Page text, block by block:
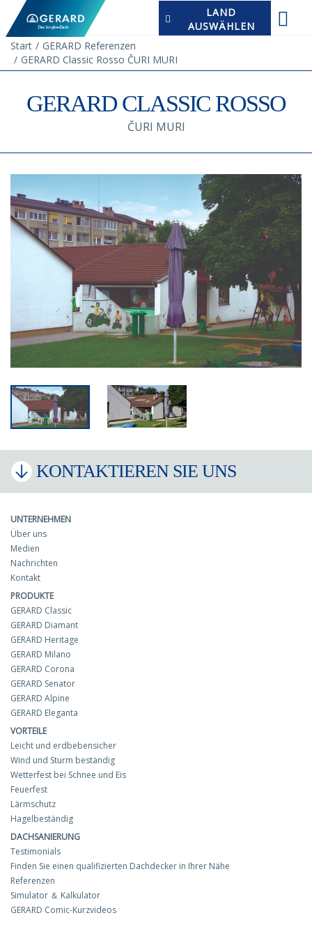
LAND
AUSWÄHLEN
Start
GERARD Referenzen
GERARD Classic Rosso ČURI MURI
GERARD CLASSIC ROSSO
ČURI MURI
KONTAKTIEREN SIE UNS
UNTERNEHMEN
Über uns
Medien
Nachrichten
Kontakt
PRODUKTE
GERARD Classic
GERARD Diamant
GERARD Heritage
GERARD Milano
GERARD Corona
GERARD Senator
GERARD Alpine
GERARD Eleganta
VORTEILE
Leicht und erdbebensicher
Wind und Sturm beständig
Wetterfest bei Schnee und Eis
Feuerfest
Lärmschutz
Hagelbeständig
DACHSANIERUNG
Testimonials
Finden Sie einen qualifizierten Dachdecker in Ihrer Nähe
Referenzen
Simulator ＆ Kalkulator
GERARD Comic-Kurzvideos